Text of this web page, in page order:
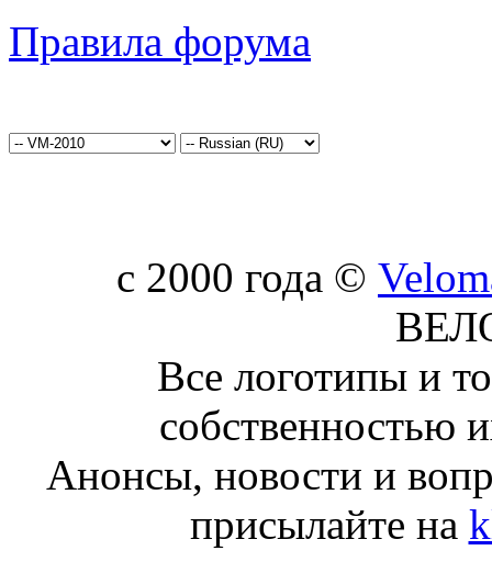
Правила форума
c 2000 года ©
Все логотипы и
собственностью
Анонсы, новости и
присылайте на